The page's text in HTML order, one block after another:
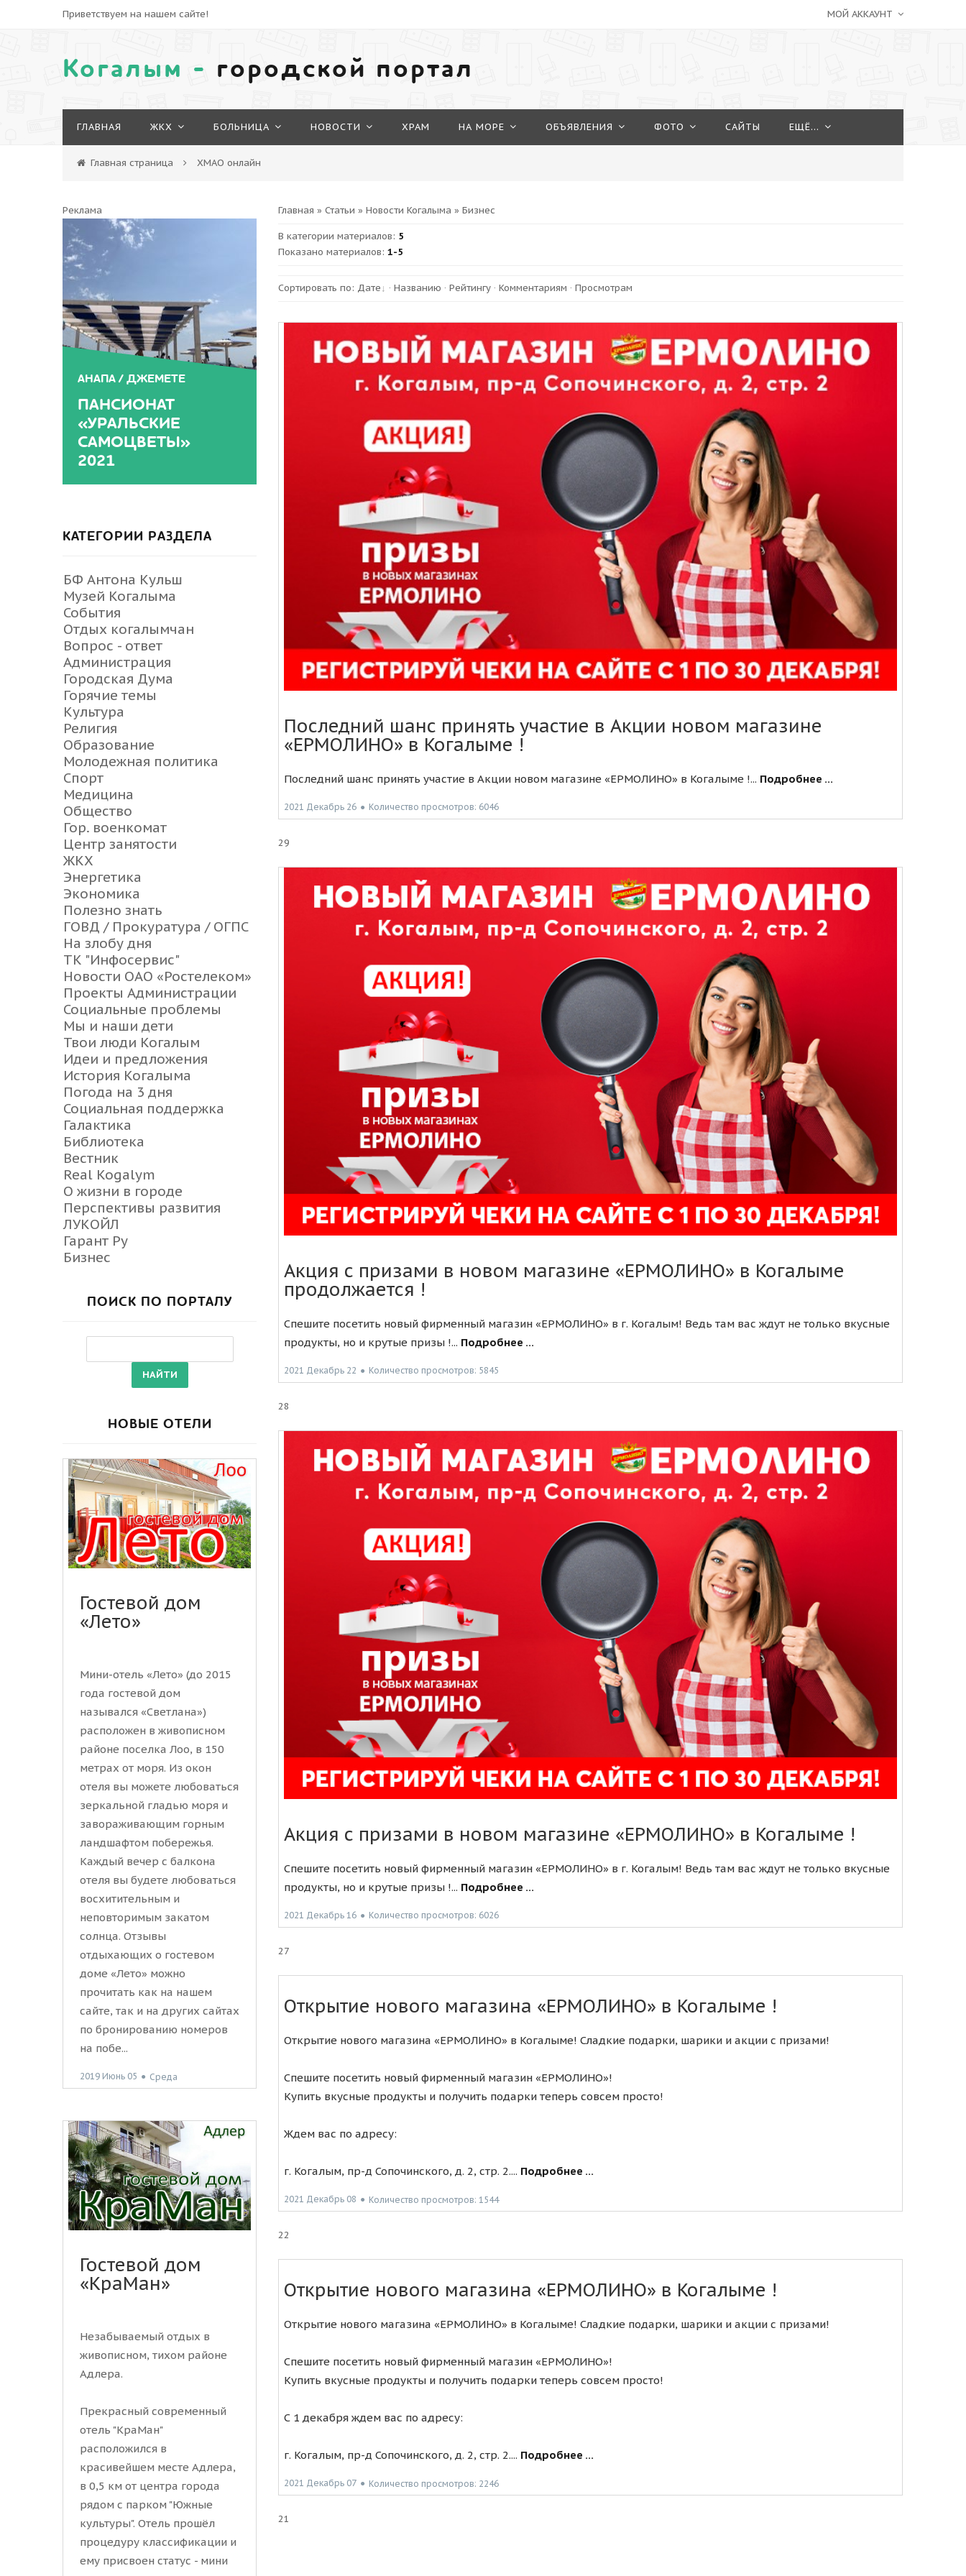
Приветствуем на нашем сайте! МОЙ АККАУНТ
Когалым - городской портал
ГЛАВНАЯ ЖКХ БОЛЬНИЦА НОВОСТИ ХРАМ НА МОРЕ ОБЪЯВЛЕНИЯ ФОТО САЙТЫ ЕЩЁ...
Главная страница ХМАО онлайн
Главная »Статьи »Новости Когалыма » Бизнес
В категории материалов: 5
Показано материалов:1-5
Сортировать по: Дате ·Названию ·Рейтингу ·Комментариям ·Просмотрам
Последний шанс принять участие в Акции новом магазине
«ЕРМОЛИНО» в Когалыме !
Последний шанс принять участие в Акции новом магазине «ЕРМОЛИНО» в Когалыме !... Подробнее ...
2021 Декабрь 26 ● Количество просмотров: 6046
29
Акция с призами в новом магазине «ЕРМОЛИНО» в Когалыме
продолжается !
Спешите посетить новый фирменный магазин «ЕРМОЛИНО» в г. Когалым! Ведь там вас ждут не только вкусные
продукты, но и крутые призы !... Подробнее ...
2021 Декабрь 22 ● Количество просмотров: 5845
28
Акция с призами в новом магазине «ЕРМОЛИНО» в Когалыме !
Спешите посетить новый фирменный магазин «ЕРМОЛИНО» в г. Когалым! Ведь там вас ждут не только вкусные
продукты, но и крутые призы !... Подробнее ...
2021 Декабрь 16 ● Количество просмотров: 6026
27
Открытие нового магазина «ЕРМОЛИНО» в Когалыме !
Открытие нового магазина «ЕРМОЛИНО» в Когалыме! Сладкие подарки, шарики и акции с призами!
Спешите посетить новый фирменный магазин «ЕРМОЛИНО»!
Купить вкусные продукты и получить подарки теперь совсем просто!
Ждем вас по адресу:
г. Когалым, пр-д Сопочинского, д. 2, стр. 2.... Подробнее ...
2021 Декабрь 08 ● Количество просмотров: 1544
22
Открытие нового магазина «ЕРМОЛИНО» в Когалыме !
Открытие нового магазина «ЕРМОЛИНО» в Когалыме! Сладкие подарки, шарики и акции с призами!
Спешите посетить новый фирменный магазин «ЕРМОЛИНО»!
Купить вкусные продукты и получить подарки теперь совсем просто!
С 1 декабря ждем вас по адресу:
г. Когалым, пр-д Сопочинского, д. 2, стр. 2.... Подробнее ...
2021 Декабрь 07 ● Количество просмотров: 2246
21
Реклама
АНАПА / ДЖЕМЕТЕ
ПАНСИОНАТ
«УРАЛЬСКИЕ
САМОЦВЕТЫ»
2021
КАТЕГОРИИ РАЗДЕЛА
БФ Антона Кульш
Музей Когалыма
События
Отдых когалымчан
Вопрос - ответ
Администрация
Городская Дума
Горячие темы
Культура
Религия
Образование
Молодежная политика
Спорт
Медицина
Общество
Гор. военкомат
Центр занятости
ЖКХ
Энергетика
Экономика
Полезно знать
ГОВД / Прокуратура / ОГПС
На злобу дня
ТК "Инфосервис"
Новости ОАО «Ростелеком»
Проекты Администрации
Социальные проблемы
Мы и наши дети
Твои люди Когалым
Идеи и предложения
История Когалыма
Погода на 3 дня
Социальная поддержка
Галактика
Библиотека
Вестник
Real Kogalym
О жизни в городе
Перспективы развития
ЛУКОЙЛ
Гарант Ру
Бизнес
ПОИСК ПО ПОРТАЛУ
НОВЫЕ ОТЕЛИ
Гостевой дом
«Лето»
Мини-отель «Лето» (до 2015
года гостевой дом
назывался «Светлана»)
расположен в живописном
районе поселка Лоо, в 150
метрах от моря. Из окон
отеля вы можете любоваться
зеркальной гладью моря и
завораживающим горным
ландшафтом побережья.
Каждый вечер с балкона
отеля вы будете любоваться
восхитительным и
неповторимым закатом
солнца. Отзывы
отдыхающих о гостевом
доме «Лето» можно
прочитать как на нашем
сайте, так и на других сайтах
по бронированию номеров
на побе...
2019 Июнь 05 ● Среда
Гостевой дом
«КраМан»
Незабываемый отдых в
живописном, тихом районе
Адлера.
Прекрасный современный
отель "КраМан"
расположился в
красивейшем месте Адлера,
в 0,5 км от центра города
рядом с парком "Южные
культуры". Отель прошёл
процедуру классификации и
ему присвоен статус - мини